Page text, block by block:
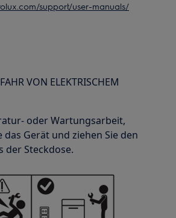
support/user-manuals/
VON ELEKTRISCHEM
oder Wartungsarbeit,
das Gerät und ziehen Sie den
der Steckdose.